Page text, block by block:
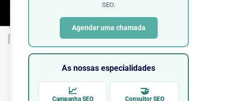
SEO.
Agendar uma chamada
As nossas especialidades
📈
Campanha SEO
🤝
Consultor SEO